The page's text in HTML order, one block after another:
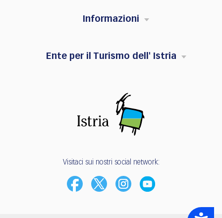
Accessibility
Informazioni
Ente per il Turismo dell' Istria
Visitaci sui nostri social network: